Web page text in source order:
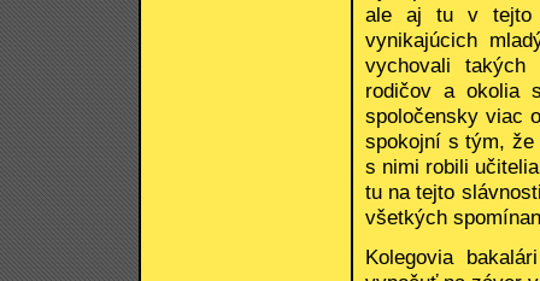
ale aj tu v tejto
vynikajúcich
vychovali takých
rodičov a okolia
spoločensky viac
spokojní s tým, že
s nimi robili
tu na tejto
všetkých
Kolegovia